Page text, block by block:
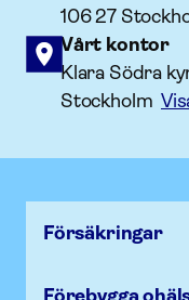
106 27
Vårt kontor
Klara Södra
Stockholm
Försäk­ringar
Förebygga